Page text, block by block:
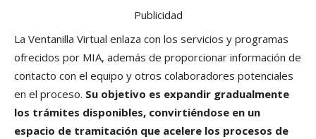
Publicidad
La Ventanilla Virtual enlaza con los servicios y programas
ofrecidos por MIA, además de proporcionar información de
contacto con el equipo y otros colaboradores potenciales
en el proceso. Su objetivo es expandir gradualmente
los trámites disponibles, convirtiéndose en un
espacio de tramitación que acelere los procesos de